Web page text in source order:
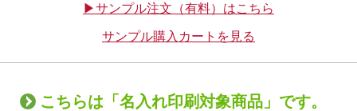
▶サンプル注文（有料）はこちら
サンプル購入カートを見る
こちらは「名入れ印刷対象商品」です。